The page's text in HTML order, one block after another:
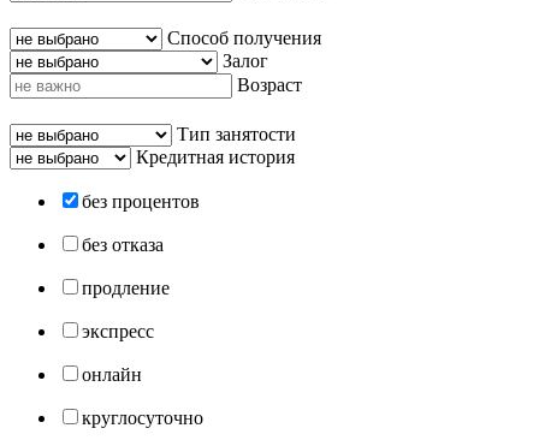
Способ получения
Залог
Возраст
Тип занятости
Кредитная история
без процентов
без отказа
продление
экспресс
онлайн
круглосуточно